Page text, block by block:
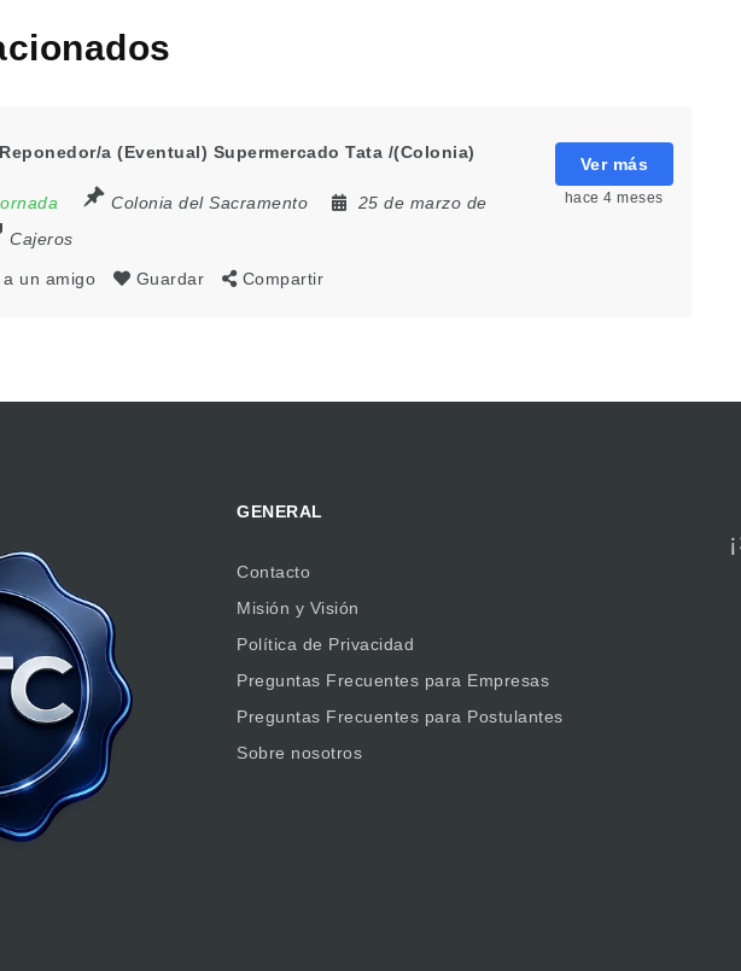
a (Eventual) Supermercado Tata /(Colonia)
Colonia del Sacramento
25 de marzo de
Cajeros
a un amigo Guardar Compartir
Ver más
hace 4 meses
GENERAL
Contacto
Misión y Visión
Política de Privacidad
Preguntas Frecuentes para Empresas
Preguntas Frecuentes para Postulantes
Sobre nosotros